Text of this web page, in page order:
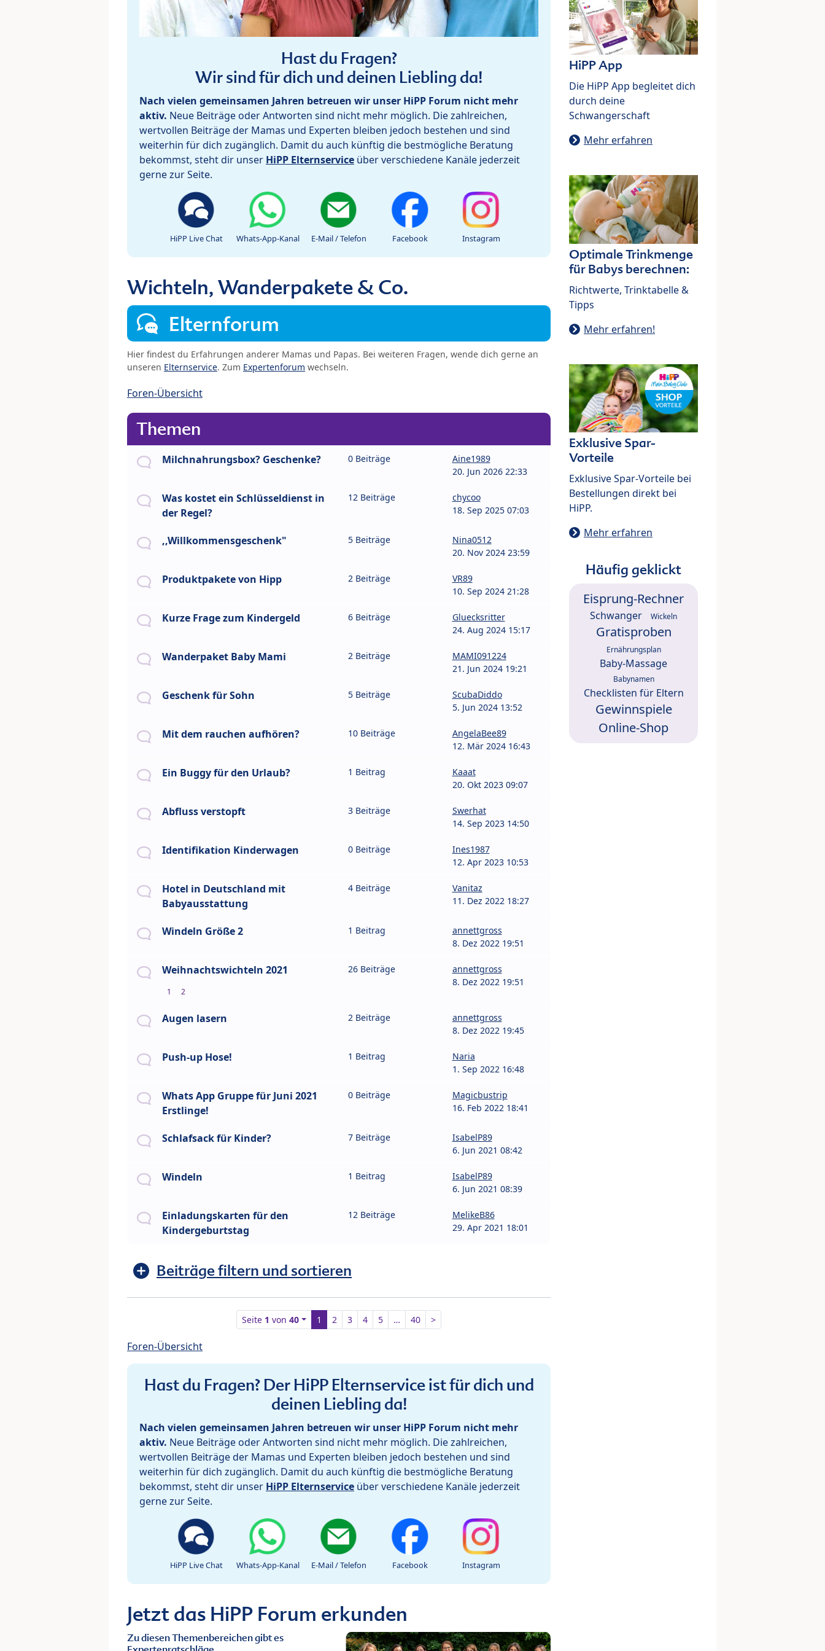
Hast du Fragen?
Wir sind für dich und deinen Liebling da!
Nach vielen gemeinsamen Jahren betreuen wir unser HiPP Forum nicht mehr
aktiv. Neue Beiträge oder Antworten sind nicht mehr möglich. Die zahlreichen,
wertvollen Beiträge der Mamas und Experten bleiben jedoch bestehen und sind
weiterhin für dich zugänglich. Damit du auch künftig die bestmögliche Beratung
bekommst, steht dir unser HiPP Elternservice über verschiedene Kanäle jederzeit
gerne zur Seite.
HiPP Live Chat Whats-App-Kanal E-Mail / Telefon Facebook Instagram
Wichteln, Wanderpakete & Co.
Elternforum
Hier findest du Erfahrungen anderer Mamas und Papas. Bei weiteren Fragen, wende dich gerne an
unseren Elternservice. Zum Expertenforum wechseln.
Foren-Übersicht
Themen
Milchnahrungsbox? Geschenke? 0 Beiträge
Aine1989
20. Jun 2026 22:33
Was kostet ein Schlüsseldienst in
der Regel?
12 Beiträge
chycoo
18. Sep 2025 07:03
,,Willkommensgeschenk" 5 Beiträge
Nina0512
20. Nov 2024 23:59
Produktpakete von Hipp 2 Beiträge
VR89
10. Sep 2024 21:28
Kurze Frage zum Kindergeld 6 Beiträge
Gluecksritter
24. Aug 2024 15:17
Wanderpaket Baby Mami 2 Beiträge
MAMI091224
21. Jun 2024 19:21
Geschenk für Sohn 5 Beiträge
ScubaDiddo
5. Jun 2024 13:52
Mit dem rauchen aufhören? 10 Beiträge
AngelaBee89
12. Mär 2024 16:43
Ein Buggy für den Urlaub? 1 Beitrag
Kaaat
20. Okt 2023 09:07
Abfluss verstopft 3 Beiträge
Swerhat
14. Sep 2023 14:50
Identifikation Kinderwagen 0 Beiträge
Ines1987
12. Apr 2023 10:53
Hotel in Deutschland mit
Babyausstattung
4 Beiträge
Vanitaz
11. Dez 2022 18:27
Windeln Größe 2 1 Beitrag
annettgross
8. Dez 2022 19:51
Weihnachtswichteln 2021
1 2
26 Beiträge
annettgross
8. Dez 2022 19:51
Augen lasern 2 Beiträge
annettgross
8. Dez 2022 19:45
Push-up Hose! 1 Beitrag
Naria
1. Sep 2022 16:48
Whats App Gruppe für Juni 2021
Erstlinge!
0 Beiträge
Magicbustrip
16. Feb 2022 18:41
Schlafsack für Kinder? 7 Beiträge
IsabelP89
6. Jun 2021 08:42
Windeln 1 Beitrag
IsabelP89
6. Jun 2021 08:39
Einladungskarten für den
Kindergeburtstag
12 Beiträge
MelikeB86
29. Apr 2021 18:01
Beiträge filtern und sortieren
Seite 1 von40 1 2 3 4 5 … 40 >
Foren-Übersicht
Hast du Fragen? Der HiPP Elternservice ist für dich und
deinen Liebling da!
Nach vielen gemeinsamen Jahren betreuen wir unser HiPP Forum nicht mehr
aktiv. Neue Beiträge oder Antworten sind nicht mehr möglich. Die zahlreichen,
wertvollen Beiträge der Mamas und Experten bleiben jedoch bestehen und sind
weiterhin für dich zugänglich. Damit du auch künftig die bestmögliche Beratung
bekommst, steht dir unser HiPP Elternservice über verschiedene Kanäle jederzeit
gerne zur Seite.
HiPP Live Chat Whats-App-Kanal E-Mail / Telefon Facebook Instagram
Jetzt das HiPP Forum erkunden
Zu diesen Themenbereichen gibt es
HiPP App
Die HiPP App begleitet dich
durch deine
Schwangerschaft
Mehr erfahren
Optimale Trinkmenge
für Babys berechnen:
Richtwerte, Trinktabelle &
Tipps
Mehr erfahren!
Exklusive Spar-
Vorteile
Exklusive Spar-Vorteile bei
Bestellungen direkt bei
HiPP.
Mehr erfahren
Häufig geklickt
Eisprung-Rechner
Schwanger Wickeln
Gratisproben
Ernährungsplan
Baby-Massage
Babynamen
Checklisten für Eltern
Gewinnspiele
Online-Shop